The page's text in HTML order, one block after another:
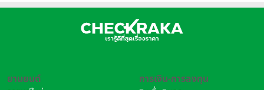
ยานยนต์ การเงิน-การลงทุน